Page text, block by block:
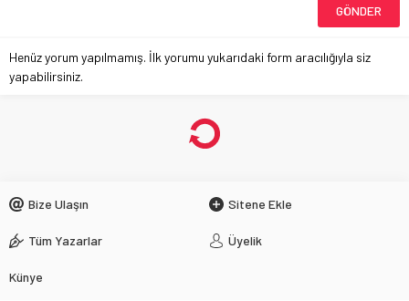
Henüz yorum yapılmamış. İlk yorumu yukarıdaki form aracılığıyla siz
yapabilirsiniz.
Bize Ulaşın Sitene Ekle
Tüm Yazarlar Üyelik
Künye